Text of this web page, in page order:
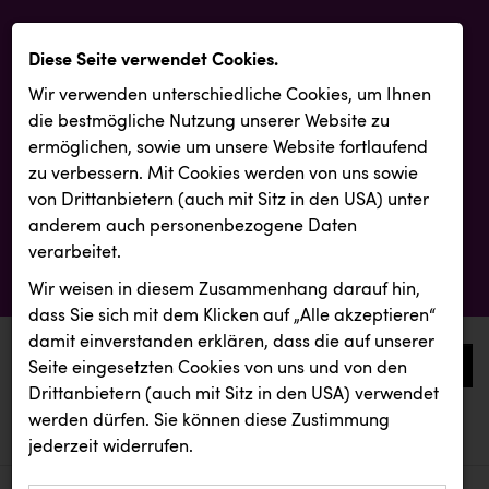
0
aktuelle aussendungen
aktuelle aussendungen
Diese Seite verwendet Cookies.
Wir verwenden unterschiedliche Cookies, um Ihnen
die best­mögliche Nutzung unserer Website zu
ermöglichen, sowie um unsere Website fortlaufend
zu verbessern. Mit Cookies werden von uns sowie
von Drittanbietern (auch mit Sitz in den USA) unter
anderem auch personenbezogene Daten
verarbeitet.
Wir weisen in diesem Zusammenhang darauf hin,
dass Sie sich mit dem Klicken auf „Alle akzeptieren“
damit ein­ver­standen erklären, dass die auf unserer
Seite eingesetzten Cookies von uns und von den
Drittanbietern (auch mit Sitz in den USA) verwendet
werden dürfen. Sie können diese Zustimmung
jederzeit widerrufen.